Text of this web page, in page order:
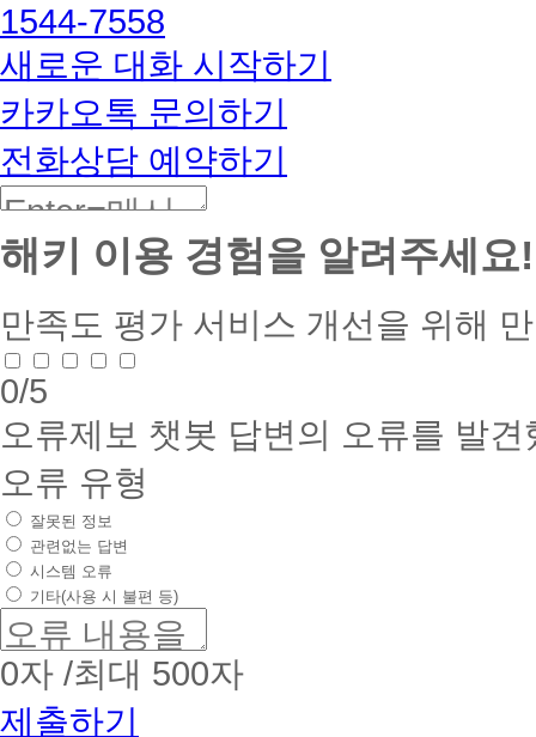
커
BETA
1544-7558
새로운 대화 시작하기
카카오톡 문의하기
전화상담 예약하기
해키 이용 경험을 알려주세요!
만족도 평가 서비스 개선을 위해
0/5
오류제보 챗봇 답변의 오류를 발
오류 유형
잘못된 정보
관련없는 답변
시스템 오류
기타(사용 시 불편 등)
0자 /최대 500자
제출하기